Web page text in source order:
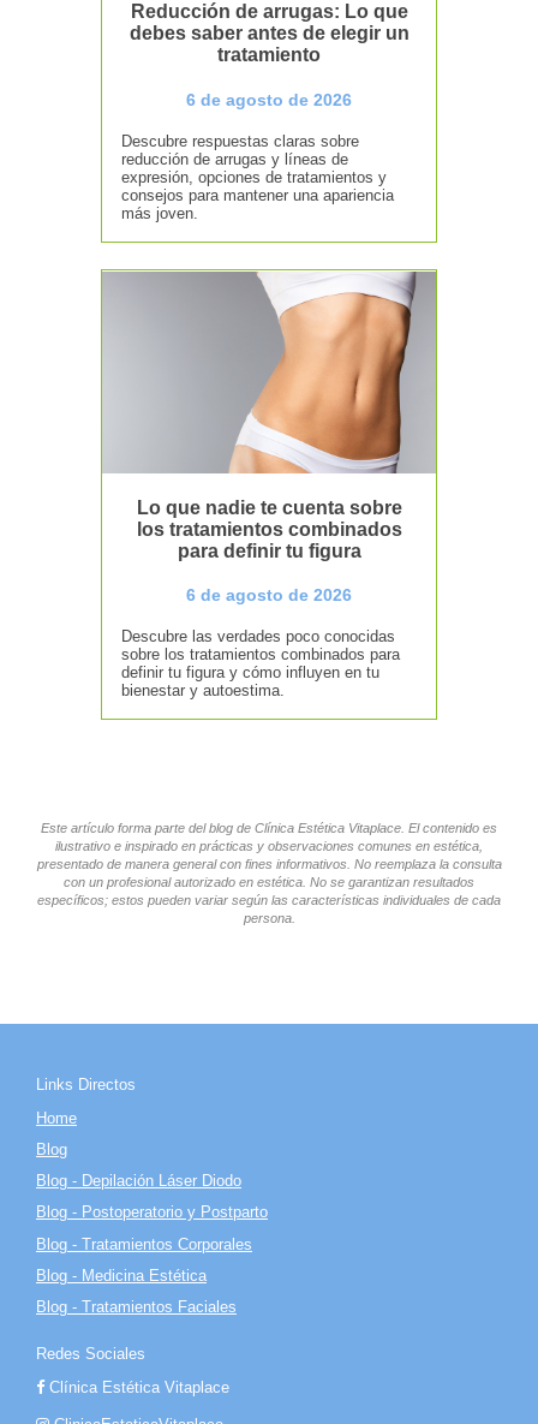
Reducción de arrugas: Lo que
debes saber antes de elegir un
tratamiento
6 de agosto de 2026
Descubre respuestas claras sobre
reducción de arrugas y líneas de
expresión, opciones de tratamientos y
consejos para mantener una apariencia
más joven.
Lo que nadie te cuenta sobre
los tratamientos combinados
para definir tu figura
6 de agosto de 2026
Descubre las verdades poco conocidas
sobre los tratamientos combinados para
definir tu figura y cómo influyen en tu
bienestar y autoestima.
Este artículo forma parte del blog de Clínica Estética Vitaplace. El contenido es
ilustrativo e inspirado en prácticas y observaciones comunes en estética,
presentado de manera general con fines informativos. No reemplaza la consulta
con un profesional autorizado en estética. No se garantizan resultados
específicos; estos pueden variar según las características individuales de cada
persona.
Links Directos
Home
Blog
Blog - Depilación Láser Diodo
Blog - Postoperatorio y Postparto
Blog - Tratamientos Corporales
Blog - Medicina Estética
Blog - Tratamientos Faciales
Redes Sociales
Clínica Estética Vitaplace